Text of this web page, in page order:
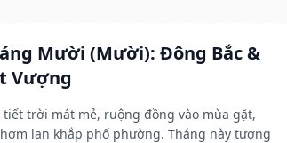
Mười (Mười): Đông Bắc &
Vượng
trời mát mẻ, ruộng đồng vào mùa gặt,
lan khắp phố phường. Tháng này tượng